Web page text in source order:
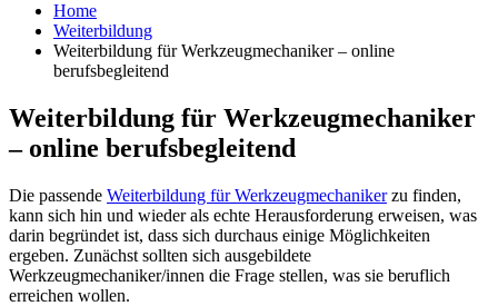
Home
Weiterbildung
Weiterbildung für Werkzeugmechaniker – online
berufsbegleitend
Weiterbildung für Werkzeugmechaniker
– online berufsbegleitend
Die passende Weiterbildung für Werkzeugmechanikerzu finden,
kann sich hin und wieder als echte Herausforderung erweisen, was
darin begründet ist, dass sich durchaus einige Möglichkeiten
ergeben. Zunächst sollten sich ausgebildete
Werkzeugmechaniker/innen die Frage stellen, was sie beruflich
erreichen wollen.